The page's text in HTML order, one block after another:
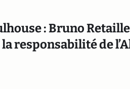
: Bruno
responsabilité de